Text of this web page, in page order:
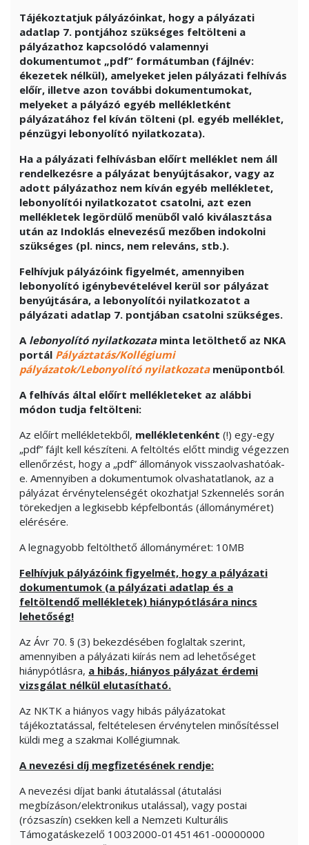
Tájékoztatjuk pályázóinkat, hogy a pályázati
adatlap 7. pontjához szükséges feltölteni a
pályázathoz kapcsolódó valamennyi
dokumentumot „pdf” formátumban (fájlnév:
ékezetek nélkül), amelyeket jelen pályázati felhívás
előír, illetve azon további dokumentumokat,
melyeket a pályázó egyéb mellékletként
pályázatához fel kíván tölteni (pl. egyéb melléklet,
pénzügyi lebonyolító nyilatkozata).
Ha a pályázati felhívásban előírt melléklet nem áll
rendelkezésre a pályázat benyújtásakor, vagy az
adott pályázathoz nem kíván egyéb mellékletet,
lebonyolítói nyilatkozatot csatolni, azt ezen
mellékletek legördülő menüből való kiválasztása
után az Indoklás elnevezésű mezőben indokolni
szükséges (pl. nincs, nem releváns, stb.).
Felhívjuk pályázóink figyelmét, amennyiben
lebonyolító igénybevételével kerül sor pályázat
benyújtására, a lebonyolítói nyilatkozatot a
pályázati adatlap 7. pontjában csatolni szükséges.
A lebonyolító nyilatkozataminta letölthető az NKA
portál Pályáztatás/Kollégiumi
pályázatok/Lebonyolító nyilatkozatamenüpontból.
A felhívás által előírt mellékleteket az alábbi
módon tudja feltölteni:
Az előírt mellékletekből, mellékletenként (!) egy-egy
„pdf” fájlt kell készíteni. A feltöltés előtt mindig végezzen
ellenőrzést, hogy a „pdf” állományok visszaolvashatóak-
e. Amennyiben a dokumentumok olvashatatlanok, az a
pályázat érvénytelenségét okozhatja! Szkennelés során
törekedjen a legkisebb képfelbontás (állományméret)
elérésére.
A legnagyobb feltölthető állományméret: 10MB
Felhívjuk pályázóink figyelmét, hogy a pályázati
dokumentumok (a pályázati adatlap és a
feltöltendő mellékletek) hiánypótlására nincs
lehetőség!
Az Ávr 70. § (3) bekezdésében foglaltak szerint,
amennyiben a pályázati kiírás nem ad lehetőséget
hiánypótlásra, a hibás, hiányos pályázat érdemi
vizsgálat nélkül elutasítható.
Az NKTK a hiányos vagy hibás pályázatokat
tájékoztatással, feltételesen érvénytelen minősítéssel
küldi meg a szakmai Kollégiumnak.
A nevezési díj megfizetésének rendje:
A nevezési díjat banki átutalással (átutalási
megbízáson/elektronikus utalással), vagy postai
(rózsaszín) csekken kell a Nemzeti Kulturális
Támogatáskezelő 10032000-01451461-00000000